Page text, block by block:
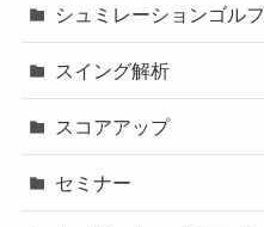
シュミレーションゴルフ
スイング解析
スコアアップ
セミナー